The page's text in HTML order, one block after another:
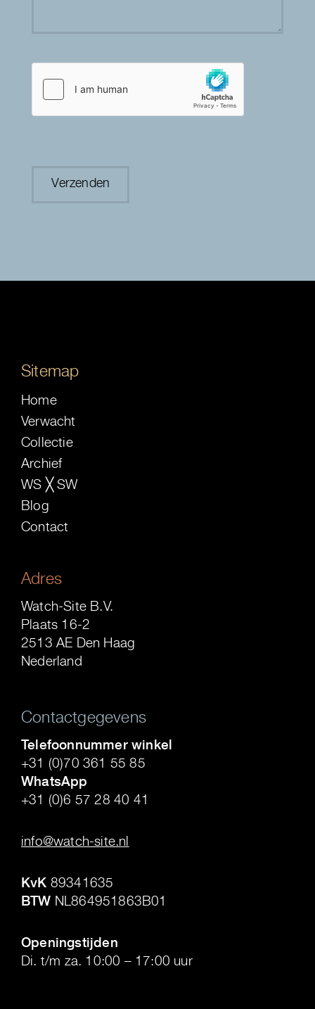
Sitemap
Home
Verwacht
Collectie
Archief
WS ╳ SW
Blog
Contact
Adres
Watch-Site B.V.
Plaats 16-2
2513 AE Den Haag
Nederland
Contactgegevens
Telefoonnummer winkel
+31 (0)70 361 55 85
WhatsApp
+31 (0)6 57 28 40 41
info@watch-site.nl
KvK 89341635
BTW NL864951863B01
Openingstijden
Di. t/m za. 10:00 – 17:00 uur